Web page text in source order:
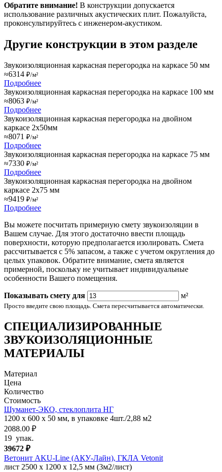
Обратите внимание! В конструкции допускается
использование различных акустических плит. Пожалуйста,
проконсультируйтесь с инженером-акустиком.
Другие конструкции в этом разделе
Звукоизоляционная каркасная перегородка на каркасе 50 мм
≈6314 ₽/м²
Подробнее
Звукоизоляционная каркасная перегородка на каркасе 100 мм
≈8063 ₽/м²
Подробнее
Звукоизоляционная каркасная перегородка на двойном
каркасе 2х50мм
≈8071 ₽/м²
Подробнее
Звукоизоляционная каркасная перегородка на каркасе 75 мм
≈7330 ₽/м²
Подробнее
Звукоизоляционная каркасная перегородка на двойном
каркасе 2х75 мм
≈9419 ₽/м²
Подробнее
Вы можете посчитать примерную смету звукоизоляции в
Вашем случае. Для этого достаточно ввести площадь
поверхности, которую предполагается изолировать. Смета
рассчитывается с 5% запасом, а также с учетом округления до
целых упаковок. Обратите внимание, смета является
примерной, поскольку не учитывает индивидуальные
особенности Вашего помещения.
Показывать смету для м²
Просто введите свою площадь. Смета пересчитывается автоматически.
СПЕЦИАЛИЗИРОВАННЫЕ
ЗВУКОИЗОЛЯЦИОННЫЕ
МАТЕРИАЛЫ
Материал
Цена
Количество
Стоимость
Шуманет-ЭКО, стеклоплита НГ
1200 х 600 х 50 мм, в упаковке 4шт./2,88 м2
2088.00 ₽
19 упак.
39672 ₽
Ветонит AKU-Line (AКУ-Лайн), ГКЛА Vetonit
лист 2500 х 1200 х 12,5 мм (3м2/лист)